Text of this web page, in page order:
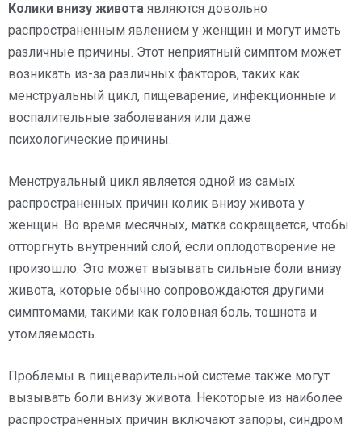
Колики внизу живота являются довольно
распространенным явлением у женщин и могут иметь
различные причины. Этот неприятный симптом может
возникать из-за различных факторов, таких как
менструальный цикл, пищеварение, инфекционные и
воспалительные заболевания или даже
психологические причины.
Менструальный цикл является одной из самых
распространенных причин колик внизу живота у
женщин. Во время месячных, матка сокращается, чтобы
отторгнуть внутренний слой, если оплодотворение не
произошло. Это может вызывать сильные боли внизу
живота, которые обычно сопровождаются другими
симптомами, такими как головная боль, тошнота и
утомляемость.
Проблемы в пищеварительной системе также могут
вызывать боли внизу живота. Некоторые из наиболее
распространенных причин включают запоры, синдром